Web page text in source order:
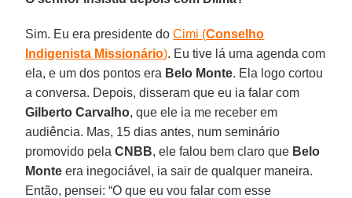
Sim. Eu era presidente doCimi (Conselho
Indigenista Missionário). Eu tive lá uma agenda com
ela, e um dos pontos era Belo Monte. Ela logo cortou
a conversa. Depois, disseram que eu ia falar com
Gilberto Carvalho, que ele ia me receber em
audiência. Mas, 15 dias antes, num seminário
promovido pelaCNBB, ele falou bem claro que Belo
Monte era inegociável, ia sair de qualquer maneira.
Então, pensei: “O que eu vou falar com esse